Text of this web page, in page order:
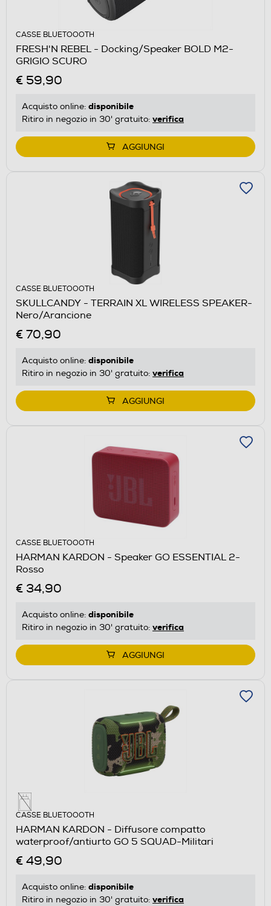
CASSE BLUETOOOTH
FRESH'N REBEL - Docking/Speaker BOLD M2-
GRIGIO SCURO
€ 59,90
Acquisto online: disponibile
Ritiro in negozio in 30' gratuito: verifica
AGGIUNGI
CASSE BLUETOOOTH
SKULLCANDY - TERRAIN XL WIRELESS SPEAKER-
Nero/Arancione
€ 70,90
Acquisto online: disponibile
Ritiro in negozio in 30' gratuito: verifica
AGGIUNGI
CASSE BLUETOOOTH
HARMAN KARDON - Speaker GO ESSENTIAL 2-
Rosso
€ 34,90
Acquisto online: disponibile
Ritiro in negozio in 30' gratuito: verifica
AGGIUNGI
CASSE BLUETOOOTH
HARMAN KARDON - Diffusore compatto
waterproof/antiurto GO 5 SQUAD-Militari
€ 49,90
Acquisto online: disponibile
Ritiro in negozio in 30' gratuito: verifica